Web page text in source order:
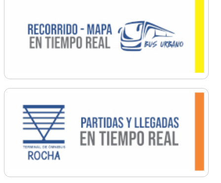
Ordenamiento
Promoción Social
Salud
Secretaría General